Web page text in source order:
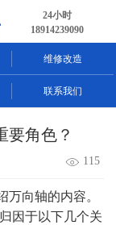
24小时
18914239090
维修改造
联系我们
要角色？
115
万向轴的内容。
因于以下几个关